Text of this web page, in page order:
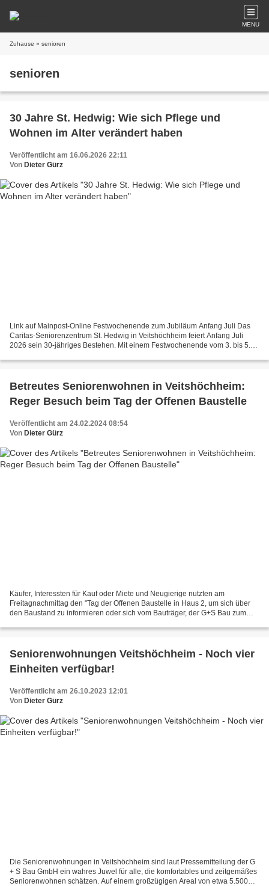
MENU
Zuhause » senioren
senioren
30 Jahre St. Hedwig: Wie sich Pflege und
Wohnen im Alter verändert haben
Veröffentlicht am 16.06.2026 22:11
Von Dieter Gürz
Link auf Mainpost-Online Festwochenende zum Jubiläum Anfang Juli Das
Caritas-Seniorenzentrum St. Hedwig in Veitshöchheim feiert Anfang Juli
2026 sein 30-jähriges Bestehen. Mit einem Festwochenende vom 3. bis 5.
Betreutes Seniorenwohnen in Veitshöchheim:
Reger Besuch beim Tag der Offenen Baustelle
Veröffentlicht am 24.02.2024 08:54
Von Dieter Gürz
Käufer, Interessten für Kauf oder Miete und Neugierige nutzten am
Freitagnachmittag den "Tag der Offenen Baustelle in Haus 2, um sich über
den Baustand zu informieren oder sich vom Bauträger, der G+S Bau zum
Seniorenwohnungen Veitshöchheim - Noch vier
Einheiten verfügbar!
Veröffentlicht am 26.10.2023 12:01
Von Dieter Gürz
Die Seniorenwohnungen in Veitshöchheim sind laut Pressemitteilung der G
+ S Bau GmbH ein wahres Juwel für alle, die komfortables und zeitgemäßes
Seniorenwohnen schätzen. Auf einem großzügigen Areal von etwa 5.500